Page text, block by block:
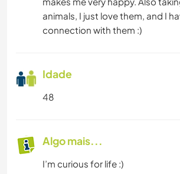
animals, I just love them, and I
connection with them :)
Idade
48
Algo mais...
I’m curious for life :)